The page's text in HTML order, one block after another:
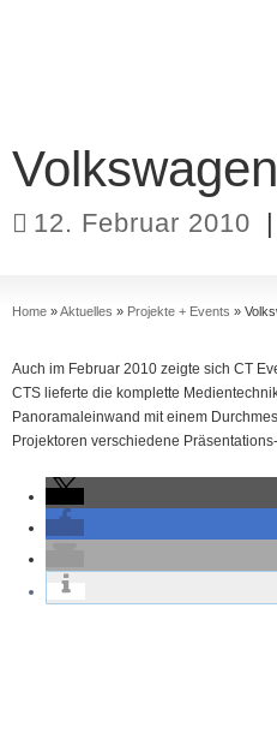
12. Februar 2010 |
Home »Aktuelles » Projekte + Events »
Auch im Februar 2010 zeigte sich CT
CTS lieferte die komplette
Panoramaleinwand mit einem
Projektoren verschiedene